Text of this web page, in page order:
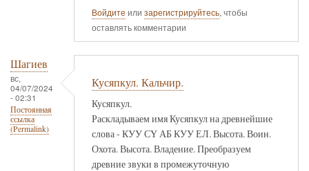
Войдите или зарегистрируйтесь, чтобы
оставлять комментарии
Шагиев
вс,
04/07/2024
- 02:31
Постоянная
ссылка
(Permalink)
Кусяпкул. Кальчир.
Кусяпкул.
Раскладываем имя Кусяпкул на древнейшие
слова - КУУ СҮ АБ КУУ ЕЛ. Высота. Воин.
Охота. Высота. Владение. Преобразуем
древние звуки в промежуточную